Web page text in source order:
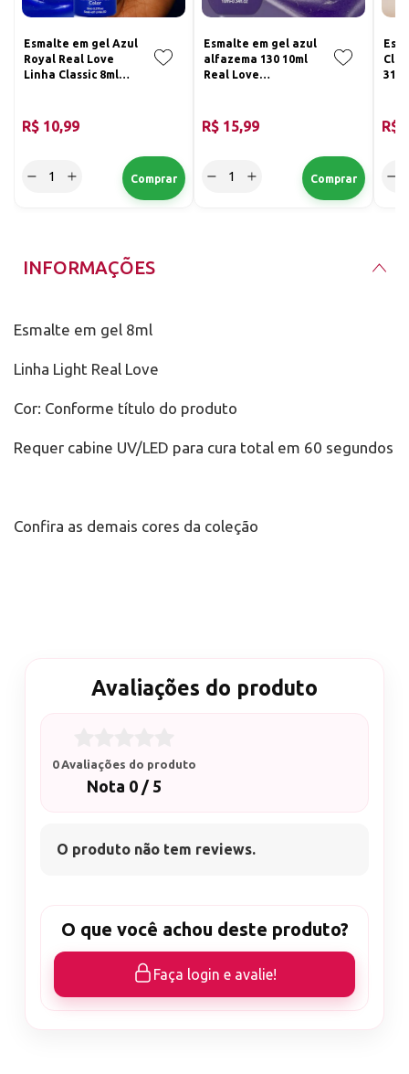
Esmalte em gel Azul
Royal Real Love
Linha Classic 8ml
R$ 10,99
Esmalte em gel azul
alfazema 130 10ml
Real Love
R$ 15,99
31
R$
INFORMAÇÕES
Esmalte em gel 8ml
Linha Light Real Love
Cor: Conforme título do produto
Requer cabine UV/LED para cura total em 60 segundos
Confira as demais cores da coleção
Avaliações do produto
0 Avaliações do produto
Nota 0 / 5
O produto não tem reviews.
O que você achou deste produto?
Faça login e avalie!